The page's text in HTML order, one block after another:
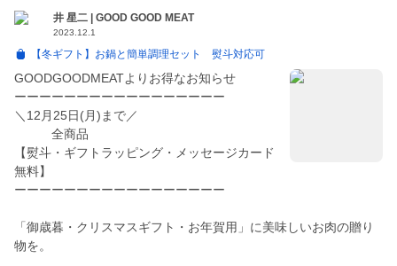
井 星二 | GOOD GOOD MEAT
2023.12.1
【冬ギフト】お鍋と簡単調理セット 熨斗対応可
GOODGOODMEATよりお得なお知らせ
ーーーーーーーーーーーーーーーーー
＼12月25日(月)まで／
全商品
【熨斗・ギフトラッピング・メッセージカード
無料】
ーーーーーーーーーーーーーーーーー
「御歳暮・クリスマスギフト・お年賀用」に美味しいお肉の贈り
物を。